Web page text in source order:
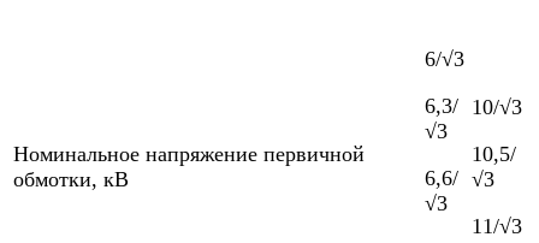
Номинальное напряжение первичной
обмотки, кВ
6/√3
6,3/
√3
6,6/
√3
10/√3
10,5/
√3
11/√3